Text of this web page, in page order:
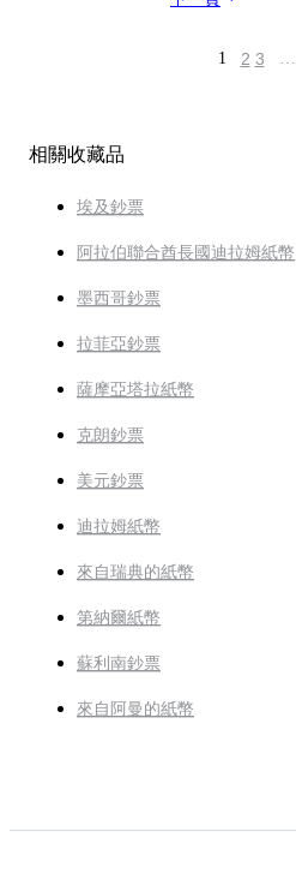
1 2 3 …
相關收藏品
埃及鈔票
阿拉伯聯合酋長國迪拉姆紙幣
墨西哥鈔票
拉菲亞鈔票
薩摩亞塔拉紙幣
克朗鈔票
美元鈔票
迪拉姆紙幣
來自瑞典的紙幣
第納爾紙幣
蘇利南鈔票
來自阿曼的紙幣